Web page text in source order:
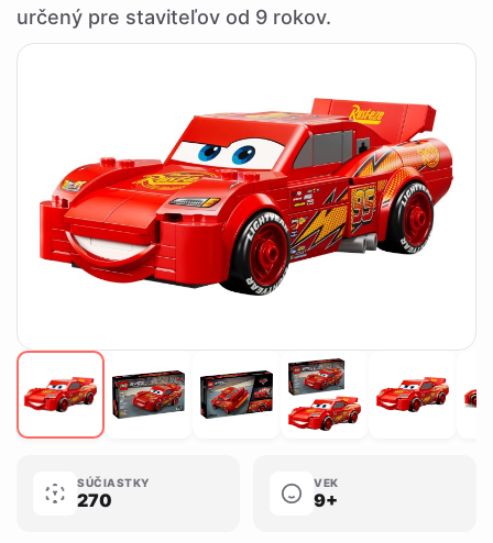
určený pre staviteľov od 9 rokov.
SÚČIASTKY
270
VEK
9+